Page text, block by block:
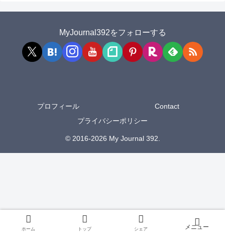
MyJournal392をフォローする
プロフィール
Contact
プライバシーポリシー
© 2016-2026 My Journal 392.
ホーム トップ シェア